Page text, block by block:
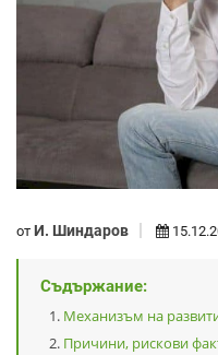
от И. Шиндаров
Съдържание:
Механизъм на
Причини, рискови